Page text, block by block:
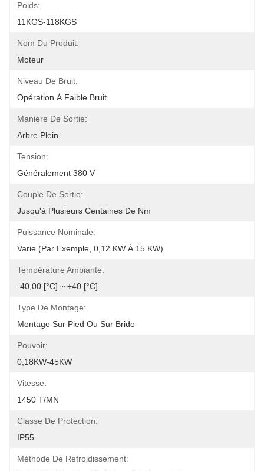
Poids:
11KGS-118KGS
Nom Du Produit:
Moteur
Niveau De Bruit:
Opération À Faible Bruit
Manière De Sortie:
Arbre Plein
Tension:
Généralement 380 V
Couple De Sortie:
Jusqu'à Plusieurs Centaines De Nm
Puissance Nominale:
Varie (par Exemple, 0,12 KW À 15 KW)
Température Ambiante:
-40,00 [°C] ~ +40 [°C]
Type De Montage:
Montage Sur Pied Ou Sur Bride
Pouvoir:
0,18KW-45KW
Vitesse:
1450 T/MN
Classe De Protection:
IP55
Méthode De Refroidissement: